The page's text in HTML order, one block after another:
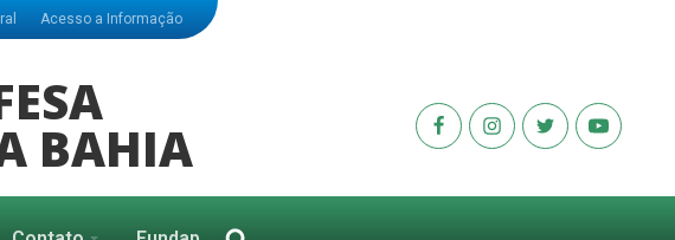
Acesso a Informação
BAHIA